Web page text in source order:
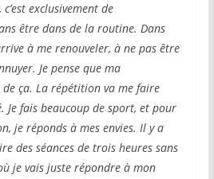
exclusivement de
être dans de la routine. Dans
à me renouveler, à ne pas être
Je pense que ma
ça. La répétition va me faire
Je fais beaucoup de sport, et pour
je réponds à mes envies. Il y a
des séances de trois heures sans
je vais juste répondre à mon